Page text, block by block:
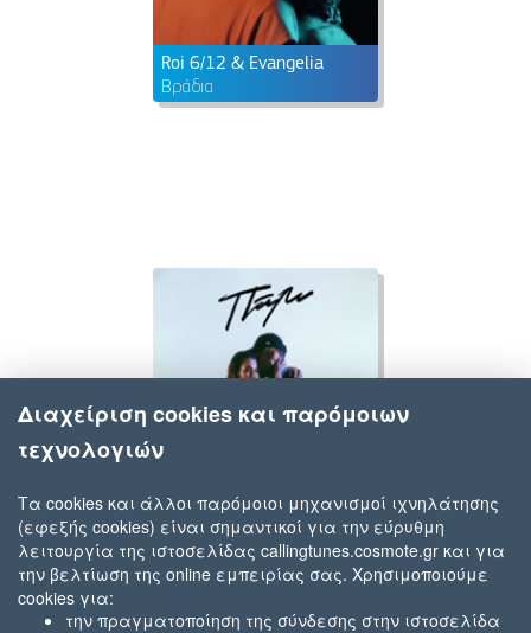
Roi 6/12 & Evangelia
Βράδια
Evangelia
Πάλι
Διαχείριση cookies και παρόμοιων
τεχνολογιών
Τα cookies και άλλοι παρόμοιοι μηχανισμοί ιχνηλάτησης
(εφεξής cookies) είναι σημαντικοί για την εύρυθμη
λειτουργία της ιστοσελίδας callingtunes.cosmote.gr και για
την βελτίωση της online εμπειρίας σας. Χρησιμοποιούμε
cookies για:
την πραγματοποίηση της σύνδεσης στην ιστοσελίδα